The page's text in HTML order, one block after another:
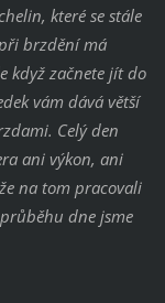
které se stále
brzdění má
když začnete jít do
vám dává větší
Celý den
ani výkon, ani
na tom pracovali
dne jsme